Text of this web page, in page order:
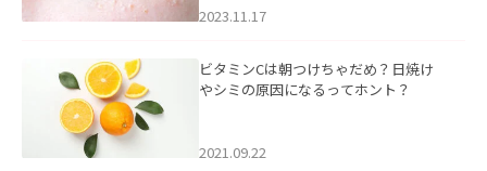
2023.11.17
ビタミンCは朝つけちゃだめ？日焼け
やシミの原因になるってホント？
2021.09.22